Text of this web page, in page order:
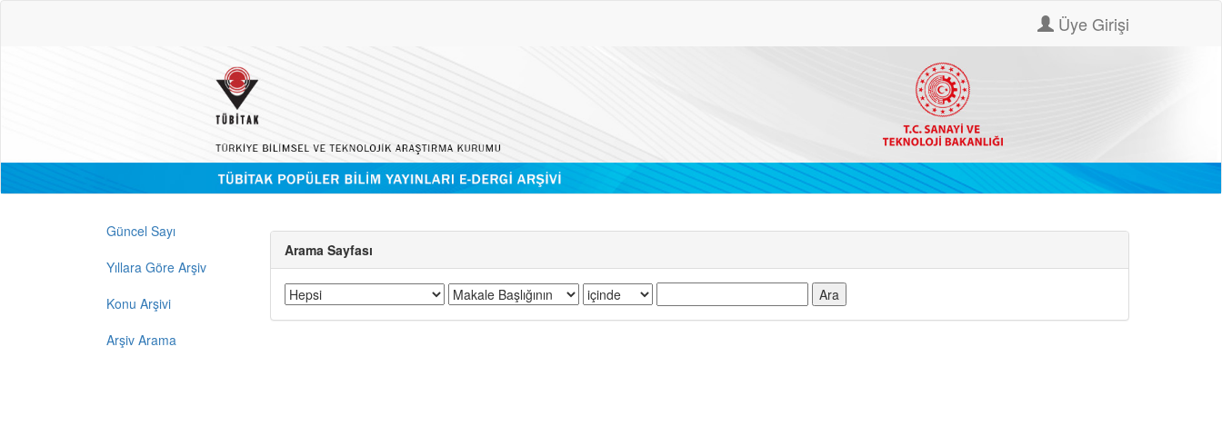
Üye Girişi
Güncel Sayı
Yıllara Göre Arşiv
Konu Arşivi
Arşiv Arama
Arama Sayfası